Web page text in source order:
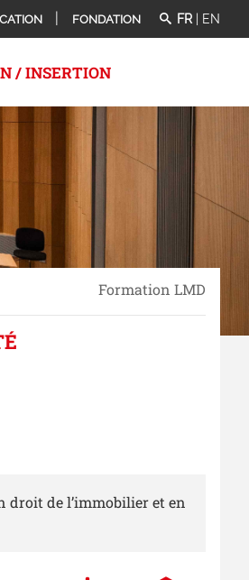
FONDATION FR EN
/ INSERTION
Formation LMD
droit de l’immobilier et en